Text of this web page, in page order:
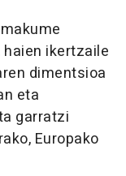
ikertzaile
dimentsioa
eta
garratzi
Europako